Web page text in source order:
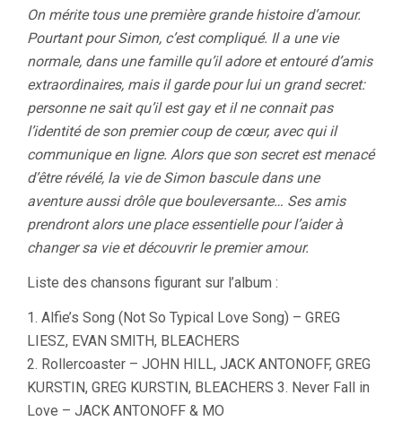
On mérite tous une première grande histoire d’amour.
Pourtant pour Simon, c’est compliqué. Il a une vie
normale, dans une famille qu’il adore et entouré d’amis
extraordinaires, mais il garde pour lui un grand secret:
personne ne sait qu’il est gay et il ne connait pas
l’identité de son premier coup de cœur, avec qui il
communique en ligne. Alors que son secret est menacé
d’être révélé, la vie de Simon bascule dans une
aventure aussi drôle que bouleversante… Ses amis
prendront alors une place essentielle pour l’aider à
changer sa vie et découvrir le premier amour.
Liste des chansons figurant sur l’album :
1. Alfie’s Song (Not So Typical Love Song) – GREG
LIESZ, EVAN SMITH, BLEACHERS
2. Rollercoaster – JOHN HILL, JACK ANTONOFF, GREG
KURSTIN, GREG KURSTIN, BLEACHERS 3. Never Fall in
Love – JACK ANTONOFF & MO